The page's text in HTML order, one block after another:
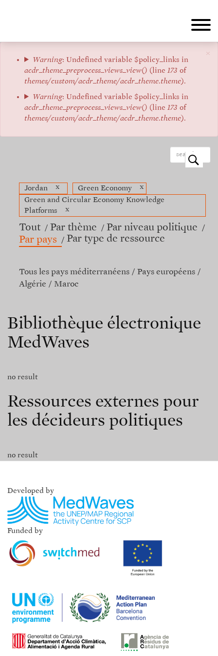
×
Message
d'erreur
Warning: Undefined variable $policy_links in
acdr_theme_preprocess_views_view() (line 173 of
themes/custom/acdr_theme/acdr_theme.theme).
Warning: Undefined variable $policy_links in
acdr_theme_preprocess_views_view() (line 173 of
themes/custom/acdr_theme/acdr_theme.theme).
o
Jordan x Green Economy
x
Green and Circular Economy Knowledge
Platforms
x
Tout Par thème
Par niveau politique
Par pays
Par type de ressource
Tous les pays méditerranéens
Pays européens
Algérie
Maroc
Bibliothèque électronique
MedWaves
no result
Ressources externes pour
les décideurs politiques
no result
Developed by
Funded by